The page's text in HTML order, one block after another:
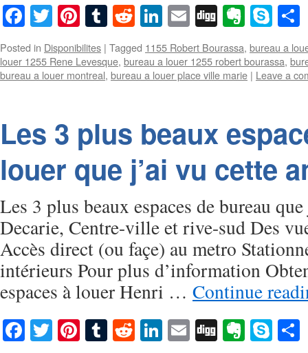
Facebook
TwitterPinterest
Tumblr
RedditLinkedIn
EmailDigg
Posted in Disponibilites | Tagged 1155 Robert Bourassa, bureau a
louer 1255 Rene Levesque, bureau a louer 1255 robert bourassa,
bureau a louer montreal, bureau a louer place ville marie | Leave a
Les 3 plus beaux
louer que j’ai vu cette
Les 3 plus beaux espaces de bureau
Decarie, Centre-ville et rive-sud Des
Accès direct (ou façe) au metro
intérieurs Pour plus d’information
espaces à louer Henri … Continue
Facebook
TwitterPinterest
Tumblr
RedditLinkedIn
EmailDigg